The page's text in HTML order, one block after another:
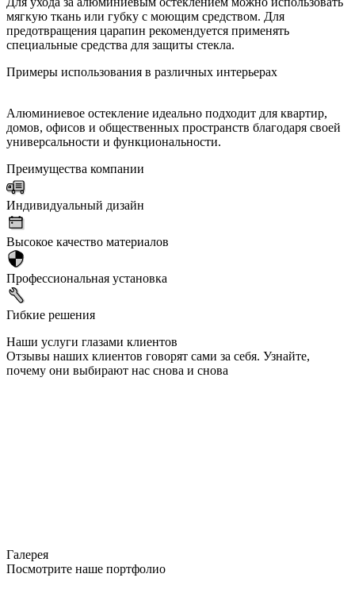
мягкую ткань или губку с моющим средством. Для
предотвращения царапин рекомендуется применять
специальные средства для защиты стекла.
Примеры использования в различных интерьерах
Алюминиевое остекление идеально подходит для квартир,
домов, офисов и общественных пространств благодаря своей
универсальности и функциональности.
Преимущества компании
Индивидуальный дизайн
Высокое качество материалов
Профессиональная установка
Гибкие решения
Наши услуги глазами клиентов
Отзывы наших клиентов говорят сами за себя. Узнайте,
почему они выбирают нас снова и снова
Галерея
Посмотрите наше портфолио